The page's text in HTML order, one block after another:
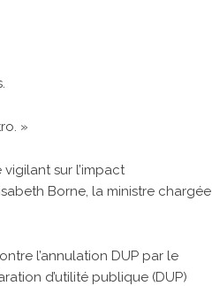
»
sur l’impact
Borne, la ministre chargée
l’annulation DUP par le
d’utilité publique (DUP)